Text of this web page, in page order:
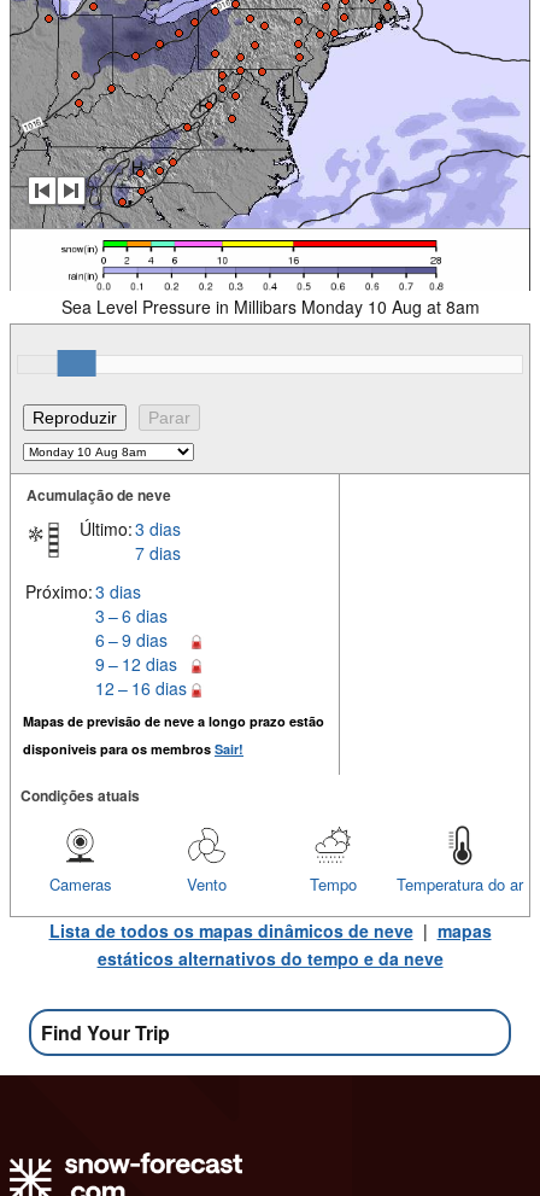
Sea Level Pressure in Millibars Monday 10 Aug at 8am
Acumulação de neve
Último:3 dias
7 dias
Próximo:3 dias
3 – 6 dias
6 – 9 dias
9 – 12 dias
12 – 16 dias
Mapas de previsão de neve a longo prazo estão
disponiveis para os membros Sair!
Condições atuais
Temperatura do ar
Tempo
Vento
Cameras
Lista de todos os mapas dinâmicos de neve| mapas
estáticos alternativos do tempo e da neve
Find Your Trip